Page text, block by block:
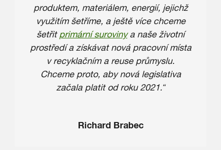
produktem, materiálem, energií, jejichž
využitím šetříme, a ještě více chceme
šetřit primární surovinya naše životní
prostředí a získávat nová pracovní místa
v recyklačním a reuse průmyslu.
Chceme proto, aby nová legislativa
začala platit od roku 2021.“
Richard Brabec